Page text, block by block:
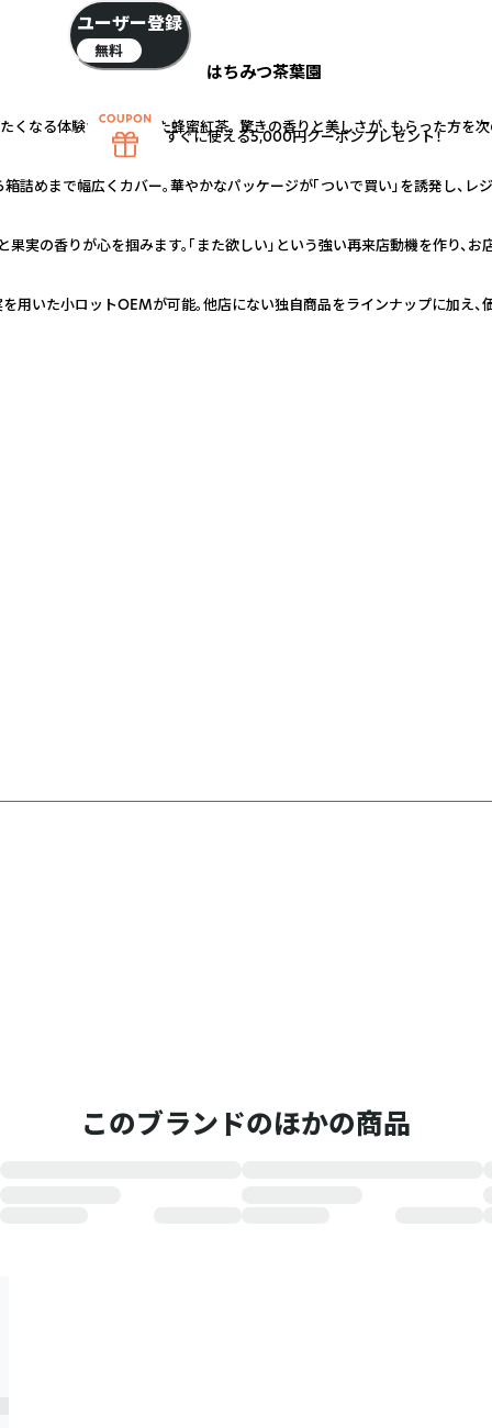
はちみつ茶葉園
くなる体験から生まれた蜂蜜紅茶。 驚きの香りと美しさが、もらった方を
詰めまで幅広くカバー。華やかなパッケージが「ついで買い」を誘発し、
果実の香りが心を掴みます。「また欲しい」という強い再来店動機を作り、
を用いた小ロットOEMが可能。他店にない独自商品をラインナップに加え
このブランドのほかの商品
ユーザー登録
無料
すぐに使える5,000円クーポンプレゼント！